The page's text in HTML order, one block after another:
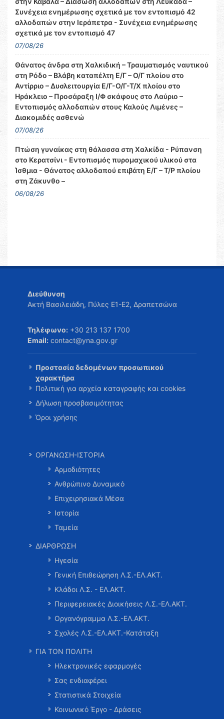
Συνέχεια ενημέρωσης σχετικά με τον εντοπισμό 42
αλλοδαπών στην Ιεράπετρα - Συνέχεια ενημέρωσης
σχετικά με τον εντοπισμό 47
07/08/26
Θάνατος άνδρα στη Χαλκιδική – Τραυματισμός ναυτικού
στη Ρόδο – Βλάβη καταπέλτη Ε/Γ – Ο/Γ πλοίου στο
Αντίρριο – Δυσλειτουργία Ε/Γ-Ο/Γ-Τ/Χ πλοίου στο
Ηράκλειο – Προσάραξη Ι/Φ σκάφους στο Λαύριο –
Εντοπισμός αλλοδαπών στους Καλούς Λιμένες –
Διακομιδές ασθενώ
07/08/26
Πτώση γυναίκας στη θάλασσα στη Χαλκίδα - Ρύπανση
στο Κερατσίνι - Εντοπισμός πυρομαχικού υλικού στα
Ίσθμια - Θάνατος αλλοδαπού επιβάτη Ε/Γ – Τ/Ρ πλοίου
στη Ζάκυνθο –
06/08/26
Διεύθυνση
Ακτή Βασιλειάδη, Πύλες Ε1-Ε2, Δραπετσώνα
Τηλέφωνο: +30 213 137 1700
Email: contact@yna.gov.gr
Προστασία δεδομένων προσωπικού
χαρακτήρα
Πολιτική για αρχεία καταγραφής και cookies
Δήλωση προσβασιμότητας
Όροι χρήσης
ΟΡΓΑΝΩΣΗ-ΙΣΤΟΡΙΑ
Αρμοδιότητες
Ανθρώπινο Δυναμικό
Επιχειρησιακά Μέσα
Ιστορία
Ταμεία
ΔΙΑΡΘΡΩΣΗ
Ηγεσία
Γενική Επιθεώρηση Λ.Σ.-ΕΛ.ΑΚΤ.
Κλάδοι Λ.Σ. - ΕΛ.ΑΚΤ.
Περιφερειακές Διοικήσεις Λ.Σ.-ΕΛ.ΑΚΤ.
Οργανόγραμμα Λ.Σ.-ΕΛ.ΑΚΤ.
Σχολές Λ.Σ.-ΕΛ.ΑΚΤ.-Κατάταξη
ΓΙΑ ΤΟΝ ΠΟΛΙΤΗ
Ηλεκτρονικές εφαρμογές
Σας ενδιαφέρει
Στατιστικά Στοιχεία
Κοινωνικό Έργο - Δράσεις